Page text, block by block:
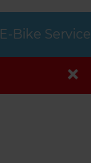
E-Bike Service